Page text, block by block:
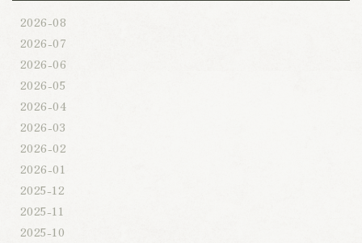
2026-08
2026-07
2026-06
2026-05
2026-04
2026-03
2026-02
2026-01
2025-12
2025-11
2025-10